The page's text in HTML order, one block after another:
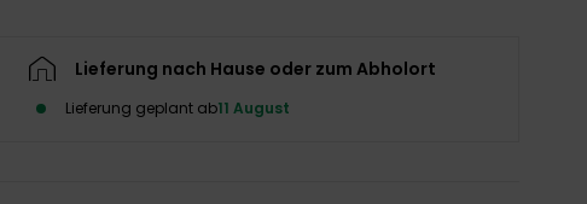
Lieferung nach Hause oder zum Abholort
Lieferung geplant ab11 August